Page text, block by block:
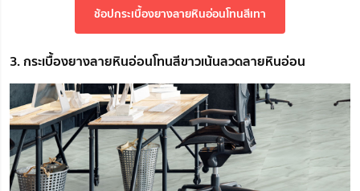
ช้อปกระเบื้องยางลายหินอ่อนโทนสีเทา
3. กระเบื้องยางลายหินอ่อนโทนสีขาวเน้นลวดลายหินอ่อน